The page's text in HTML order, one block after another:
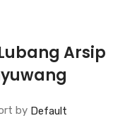
Arsip
by